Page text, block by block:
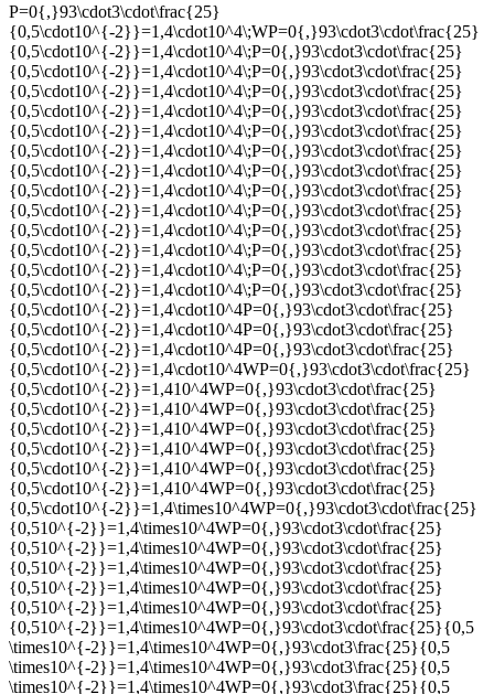
P=0{,}93\cdot3\cdot\frac{25}
{0,5\cdot10^{-2}}=1,4\cdot10^4\;WP=0{,}93\cdot3\cdot\frac{25}
{0,5\cdot10^{-2}}=1,4\cdot10^4\;P=0{,}93\cdot3\cdot\frac{25}
{0,5\cdot10^{-2}}=1,4\cdot10^4\;P=0{,}93\cdot3\cdot\frac{25}
{0,5\cdot10^{-2}}=1,4\cdot10^4\;P=0{,}93\cdot3\cdot\frac{25}
{0,5\cdot10^{-2}}=1,4\cdot10^4\;P=0{,}93\cdot3\cdot\frac{25}
{0,5\cdot10^{-2}}=1,4\cdot10^4\;P=0{,}93\cdot3\cdot\frac{25}
{0,5\cdot10^{-2}}=1,4\cdot10^4\;P=0{,}93\cdot3\cdot\frac{25}
{0,5\cdot10^{-2}}=1,4\cdot10^4\;P=0{,}93\cdot3\cdot\frac{25}
{0,5\cdot10^{-2}}=1,4\cdot10^4\;P=0{,}93\cdot3\cdot\frac{25}
{0,5\cdot10^{-2}}=1,4\cdot10^4\;P=0{,}93\cdot3\cdot\frac{25}
{0,5\cdot10^{-2}}=1,4\cdot10^4\;P=0{,}93\cdot3\cdot\frac{25}
{0,5\cdot10^{-2}}=1,4\cdot10^4\;P=0{,}93\cdot3\cdot\frac{25}
{0,5\cdot10^{-2}}=1,4\cdot10^4\;P=0{,}93\cdot3\cdot\frac{25}
{0,5\cdot10^{-2}}=1,4\cdot10^4\;P=0{,}93\cdot3\cdot\frac{25}
{0,5\cdot10^{-2}}=1,4\cdot10^4P=0{,}93\cdot3\cdot\frac{25}
{0,5\cdot10^{-2}}=1,4\cdot10^4P=0{,}93\cdot3\cdot\frac{25}
{0,5\cdot10^{-2}}=1,4\cdot10^4P=0{,}93\cdot3\cdot\frac{25}
{0,5\cdot10^{-2}}=1,4\cdot10^4WP=0{,}93\cdot3\cdot\frac{25}
{0,5\cdot10^{-2}}=1,410^4WP=0{,}93\cdot3\cdot\frac{25}
{0,5\cdot10^{-2}}=1,410^4WP=0{,}93\cdot3\cdot\frac{25}
{0,5\cdot10^{-2}}=1,410^4WP=0{,}93\cdot3\cdot\frac{25}
{0,5\cdot10^{-2}}=1,410^4WP=0{,}93\cdot3\cdot\frac{25}
{0,5\cdot10^{-2}}=1,410^4WP=0{,}93\cdot3\cdot\frac{25}
{0,5\cdot10^{-2}}=1,410^4WP=0{,}93\cdot3\cdot\frac{25}
{0,5\cdot10^{-2}}=1,4\times10^4WP=0{,}93\cdot3\cdot\frac{25}
{0,510^{-2}}=1,4\times10^4WP=0{,}93\cdot3\cdot\frac{25}
{0,510^{-2}}=1,4\times10^4WP=0{,}93\cdot3\cdot\frac{25}
{0,510^{-2}}=1,4\times10^4WP=0{,}93\cdot3\cdot\frac{25}
{0,510^{-2}}=1,4\times10^4WP=0{,}93\cdot3\cdot\frac{25}
{0,510^{-2}}=1,4\times10^4WP=0{,}93\cdot3\cdot\frac{25}
{0,510^{-2}}=1,4\times10^4WP=0{,}93\cdot3\cdot\frac{25}{0,5
\times10^{-2}}=1,4\times10^4WP=0{,}93\cdot3\frac{25}{0,5
\times10^{-2}}=1,4\times10^4WP=0{,}93\cdot3\frac{25}{0,5
\times10^{-2}}=1,4\times10^4WP=0{,}93\cdot3\frac{25}{0,5